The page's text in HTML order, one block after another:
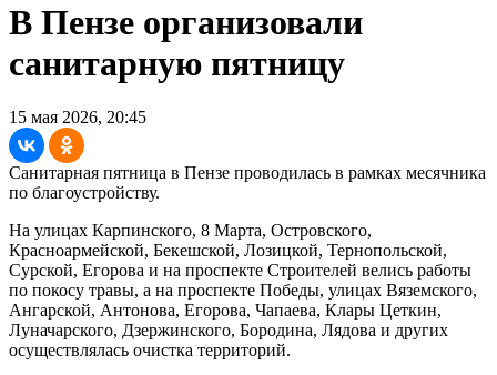
В Пензе организовали
санитарную пятницу
15 мая 2026, 20:45
Санитарная пятница в Пензе проводилась в рамках месячника
по благоустройству.
На улицах Карпинского, 8 Марта, Островского,
Красноармейской, Бекешской, Лозицкой, Тернопольской,
Сурской, Егорова и на проспекте Строителей велись работы
по покосу травы, а на проспекте Победы, улицах Вяземского,
Ангарской, Антонова, Егорова, Чапаева, Клары Цеткин,
Луначарского, Дзержинского, Бородина, Лядова и других
осуществлялась очистка территорий.